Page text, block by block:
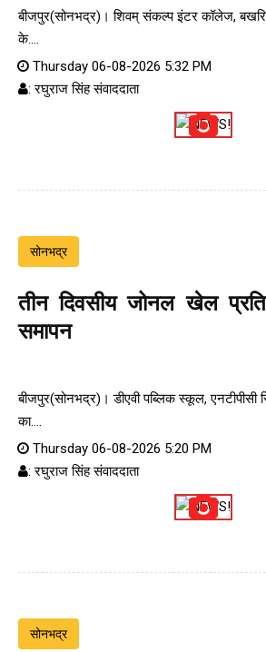
बीजपुर(सोनभद्र)। शिवम् संकल्प इंटर कॉलेज,
के....
Thursday 06-08-2026 5:32 PM
: रघुराज सिंह संवाददाता
सोनभद्र
तीन दिवसीय जोनल खेल
समापन
बीजपुर(सोनभद्र)। डीएवी पब्लिक स्कूल, एनटीपीसी
का....
Thursday 06-08-2026 5:20 PM
: रघुराज सिंह संवाददाता
सोनभद्र